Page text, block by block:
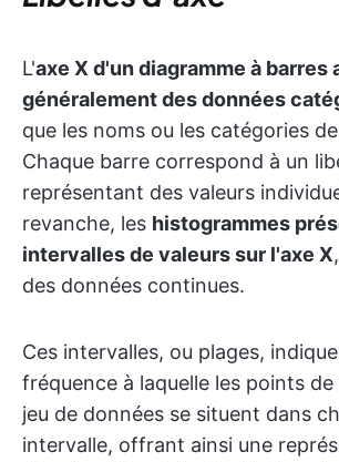
L'axe X d'un diagramme à barres
généralement des données
que les noms ou les catégories
Chaque barre correspond à un
représentant des valeurs
revanche, les histogrammes
intervalles de valeurs sur l'axe X
des données continues.
Ces intervalles, ou plages,
fréquence à laquelle les points
jeu de données se situent dans
intervalle, offrant ainsi une